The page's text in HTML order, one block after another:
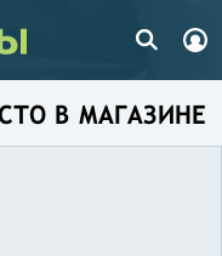
В МАГАЗИНЕ